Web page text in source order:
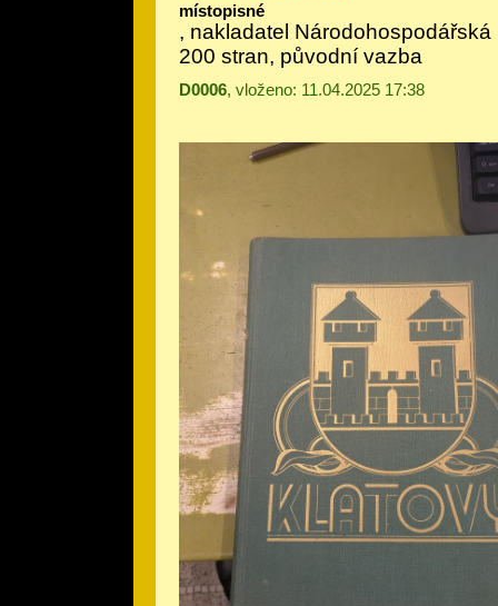
místopisné
, nakladatel Národohospodářská
200 stran, původní vazba
D0006, vloženo: 11.04.2025 17:38